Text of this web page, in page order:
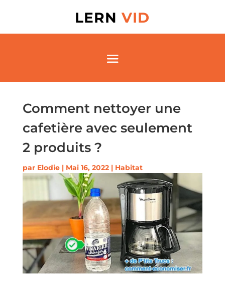
LERNVID
Comment nettoyer une
cafetière avec seulement
2 produits ?
par Elodie| Mai 16, 2022| Habitat